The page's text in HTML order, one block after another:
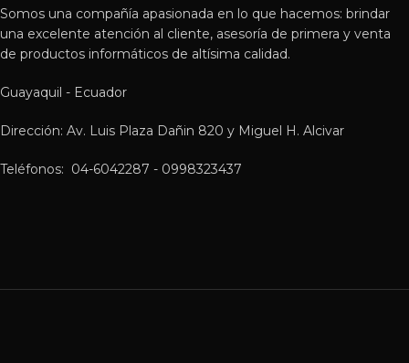
Somos una compañía apasionada en lo que hacemos: brindar
una excelente atención al cliente, asesoría de primera y venta
de productos informáticos de altísima calidad.
Guayaquil - Ecuador
Dirección: Av. Luis Plaza Dañin 820 y Miguel H. Alcivar
Teléfonos: 04-6042287 - 0998323437